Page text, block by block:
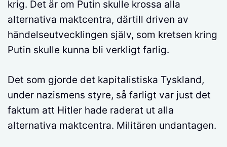
krig. Det är om Putin skulle krossa alla
alternativa maktcentra, därtill driven av
händelseutvecklingen själv, som kretsen kring
Putin skulle kunna bli verkligt farlig.
Det som gjorde det kapitalistiska Tyskland,
under nazismens styre, så farligt var just det
faktum att Hitler hade raderat ut alla
alternativa maktcentra. Militären undantagen.